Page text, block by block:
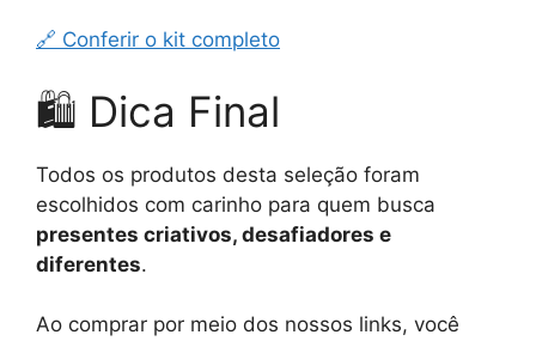
🔗 Conferir o kit completo
🛍️ Dica Final
Todos os produtos desta seleção foram
escolhidos com carinho para quem busca
presentes criativos, desafiadores e
diferentes.
Ao comprar por meio dos nossos links, você